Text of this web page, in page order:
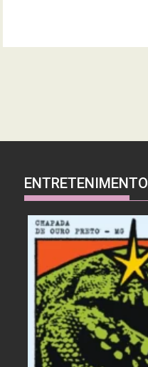
ENTRETENIMENTO